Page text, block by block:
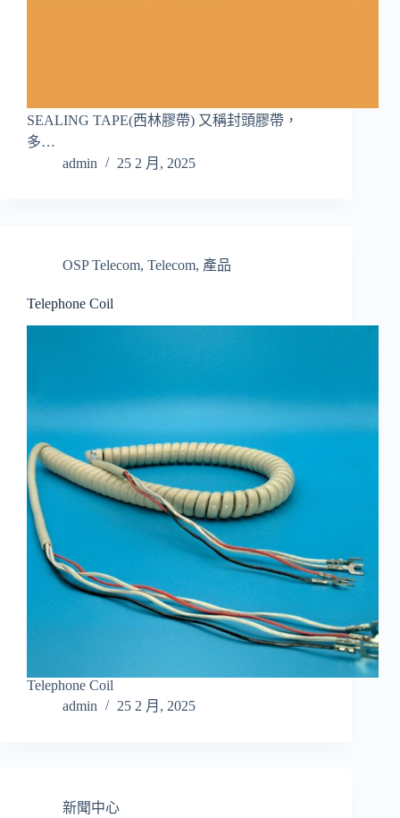
SEALING TAPE(西林膠帶) 又稱封頭膠帶，
多…
admin
25 2 月, 2025
OSP Telecom, Telecom, 產品
Telephone Coil
Telephone Coil
admin
25 2 月, 2025
新聞中心